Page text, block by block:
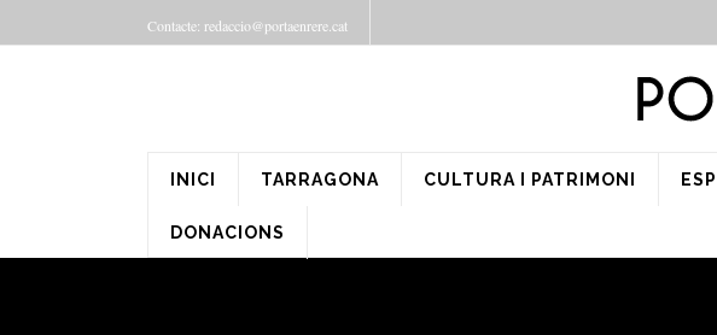
Contacte: redaccio@portaenrere.cat
INICI TARRAGONA CULTURA I PATRIMONI
DONACIONS